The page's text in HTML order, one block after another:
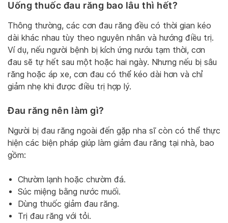
Uống thuốc đau răng bao lâu thì hết?
Thông thường, các cơn đau răng đều có thời gian kéo
dài khác nhau tùy theo nguyên nhân và hướng điều trị.
Ví dụ, nếu người bệnh bị kích ứng nướu tạm thời, cơn
đau sẽ tự hết sau một hoặc hai ngày. Nhưng nếu bị sâu
răng hoặc áp xe, cơn đau có thể kéo dài hơn và chỉ
giảm nhẹ khi được điều trị hợp lý.
Đau răng nên làm gì?
Người bị đau răng ngoài đến gặp nha sĩ còn có thể thực
hiện các biện pháp giúp làm giảm đau răng tại nhà, bao
gồm:
Chườm lạnh hoặc chườm đá.
Súc miệng bằng nước muối.
Dùng thuốc giảm đau răng.
Trị đau răng với tỏi.